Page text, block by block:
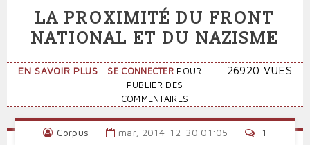
LA PROXIMITÉ DU FRONT
NATIONAL ET DU NAZISME
EN SAVOIR PLUS SUR
PROXIMITÉ
FRONT
NATIONAL
SE CONNECTER POUR
PUBLIER DES
COMMENTAIRES
26920 VUES
Corpus mar, 2014-12-30 01:05 1